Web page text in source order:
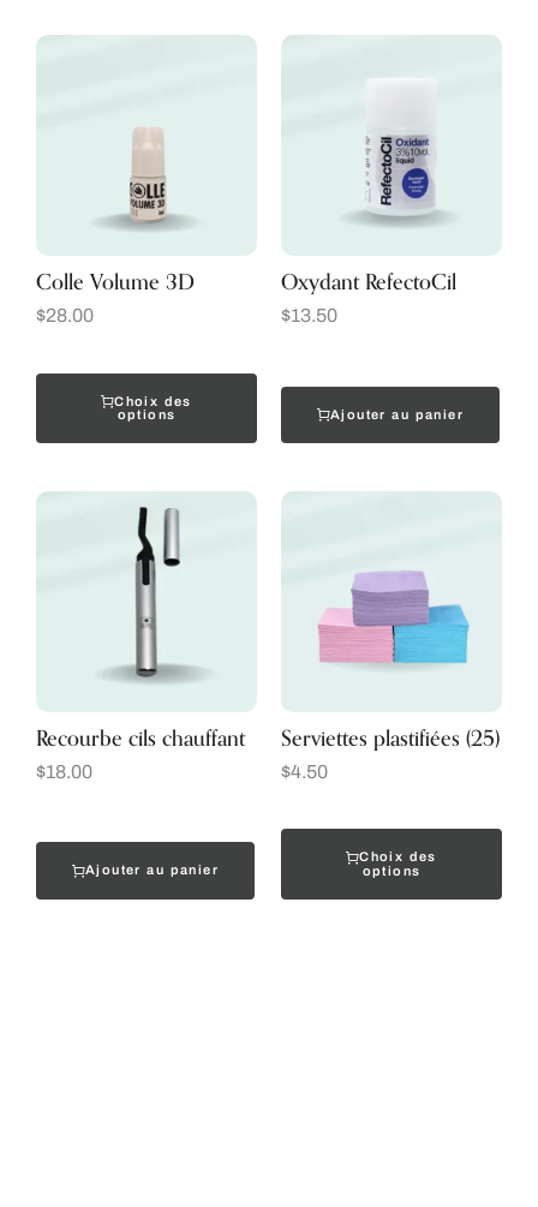
Colle Volume 3D
$28.00
Choix des
options
Oxydant RefectoCil
$13.50
Ajouter au panier
Recourbe cils chauffant
$18.00
Ajouter au panier
Serviettes plastifiées (25)
$4.50
Choix des
options